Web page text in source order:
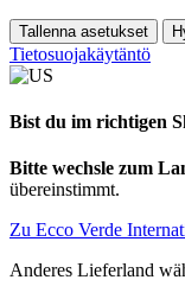
Tallenna asetukset
Tietosuojakäytäntö
Bist du im richtigen
Bitte wechsle zum
übereinstimmt.
Zu Ecco Verde
Anderes Lieferland